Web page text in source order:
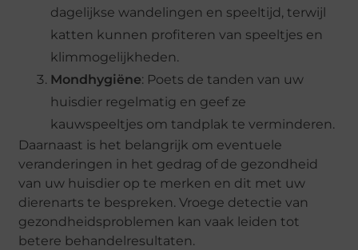
dagelijkse wandelingen en speeltijd, terwijl
katten kunnen profiteren van speeltjes en
klimmogelijkheden.
Mondhygiëne: Poets de tanden van uw
huisdier regelmatig en geef ze
kauwspeeltjes om tandplak te verminderen.
Daarnaast is het belangrijk om eventuele
veranderingen in het gedrag of de gezondheid
van uw huisdier op te merken en dit met uw
dierenarts te bespreken. Vroege detectie van
gezondheidsproblemen kan vaak leiden tot
betere behandelresultaten.